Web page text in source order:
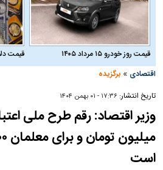
قیمت روز خودرو ۱۵ مرداد ۱۴۰۵
قیمت دلار،
اقتصادی »برگزیده
تاریخ انتشار: ۱۷:۳۶ - ۰۱ بهمن ۱۴۰۴
است